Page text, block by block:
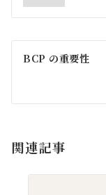
ナ
ビ
ゲ
シ
ン
BCP の重要性
関連記事